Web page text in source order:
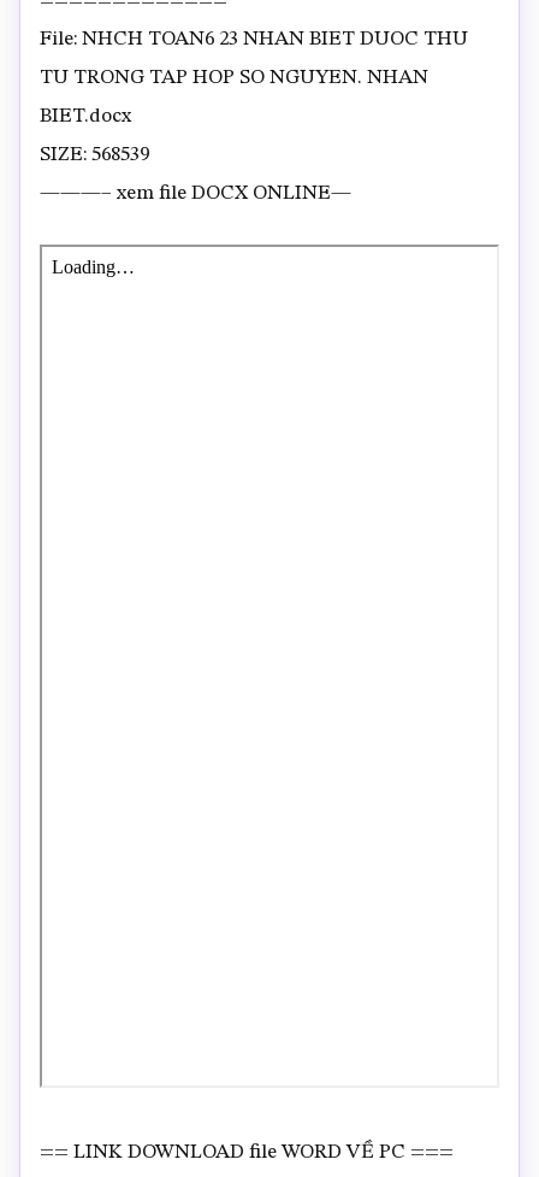
File: NHCH TOAN6 23 NHAN BIET DUOC THU
TU TRONG TAP HOP SO NGUYEN. NHAN
BIET.docx
SIZE: 568539
———– xem file DOCX ONLINE—
== LINK DOWNLOAD file WORD VỀ PC ===